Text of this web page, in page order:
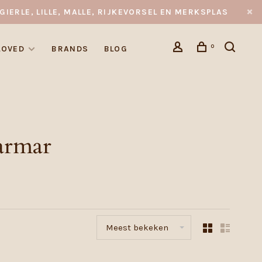
LILLE, MALLE, RIJKEVORSEL EN MERKSPLAS
BRANDS BLOG 0
Meest bekeken